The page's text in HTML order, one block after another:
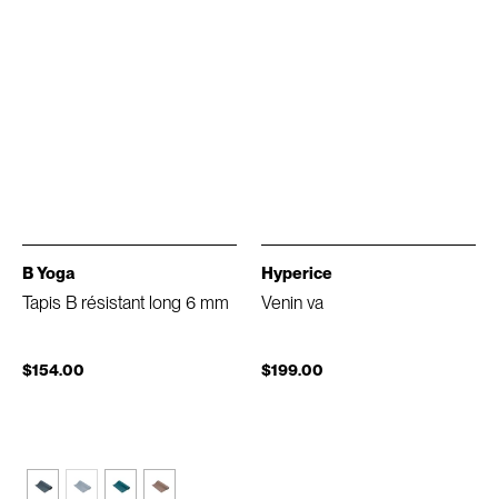
B Yoga
Tapis B résistant long 6 mm
$154.00
Hyperice
Venin va
$199.00